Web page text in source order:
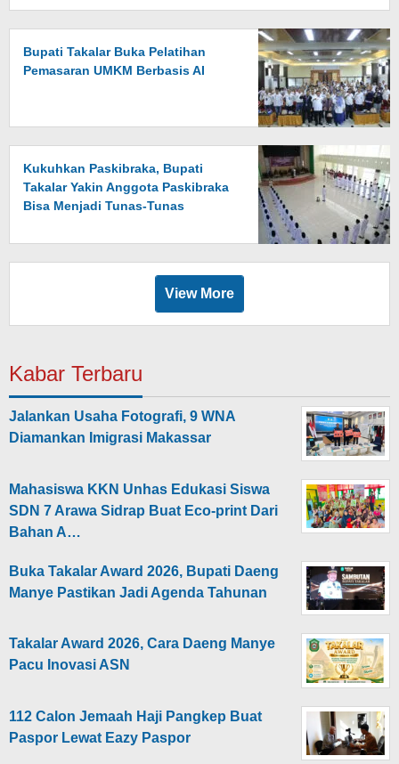
Bupati Takalar Buka Pelatihan
Pemasaran UMKM Berbasis AI
Kukuhkan Paskibraka, Bupati
Takalar Yakin Anggota Paskibraka
Bisa Menjadi Tunas-Tunas
View More
Kabar Terbaru
Jalankan Usaha Fotografi, 9 WNA
Diamankan Imigrasi Makassar
Mahasiswa KKN Unhas Edukasi Siswa
SDN 7 Arawa Sidrap Buat Eco-print Dari
Bahan A…
Buka Takalar Award 2026, Bupati Daeng
Manye Pastikan Jadi Agenda Tahunan
Takalar Award 2026, Cara Daeng Manye
Pacu Inovasi ASN
112 Calon Jemaah Haji Pangkep Buat
Paspor Lewat Eazy Paspor